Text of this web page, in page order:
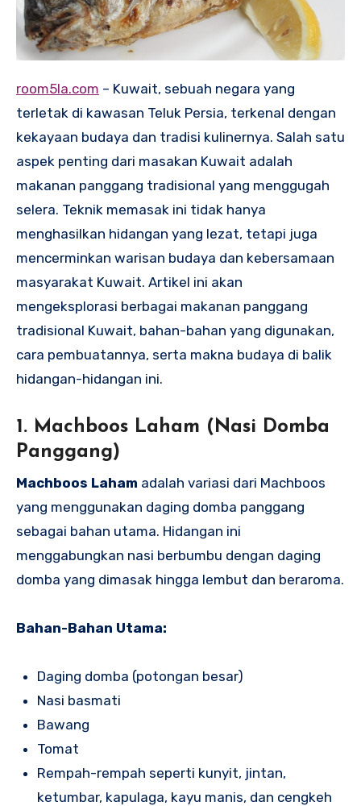
room5la.com – Kuwait, sebuah negara yang
terletak di kawasan Teluk Persia, terkenal dengan
kekayaan budaya dan tradisi kulinernya. Salah satu
aspek penting dari masakan Kuwait adalah
makanan panggang tradisional yang menggugah
selera. Teknik memasak ini tidak hanya
menghasilkan hidangan yang lezat, tetapi juga
mencerminkan warisan budaya dan kebersamaan
masyarakat Kuwait. Artikel ini akan
mengeksplorasi berbagai makanan panggang
tradisional Kuwait, bahan-bahan yang digunakan,
cara pembuatannya, serta makna budaya di balik
hidangan-hidangan ini.
1. Machboos Laham (Nasi Domba
Panggang)
Machboos Laham adalah variasi dari Machboos
yang menggunakan daging domba panggang
sebagai bahan utama. Hidangan ini
menggabungkan nasi berbumbu dengan daging
domba yang dimasak hingga lembut dan beraroma.
Bahan-Bahan Utama:
Daging domba (potongan besar)
Nasi basmati
Bawang
Tomat
Rempah-rempah seperti kunyit, jintan,
ketumbar, kapulaga, kayu manis, dan cengkeh